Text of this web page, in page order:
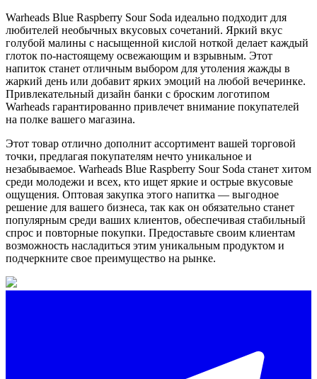
Warheads Blue Raspberry Sour Soda идеально подходит для
любителей необычных вкусовых сочетаний. Яркий вкус
голубой малины с насыщенной кислой ноткой делает каждый
глоток по-настоящему освежающим и взрывным. Этот
напиток станет отличным выбором для утоления жажды в
жаркий день или добавит ярких эмоций на любой вечеринке.
Привлекательный дизайн банки с броским логотипом
Warheads гарантированно привлечет внимание покупателей
на полке вашего магазина.
Этот товар отлично дополнит ассортимент вашей торговой
точки, предлагая покупателям нечто уникальное и
незабываемое. Warheads Blue Raspberry Sour Soda станет хитом
среди молодежи и всех, кто ищет яркие и острые вкусовые
ощущения. Оптовая закупка этого напитка — выгодное
решение для вашего бизнеса, так как он обязательно станет
популярным среди ваших клиентов, обеспечивая стабильный
спрос и повторные покупки. Предоставьте своим клиентам
возможность насладиться этим уникальным продуктом и
подчеркните свое преимущество на рынке.